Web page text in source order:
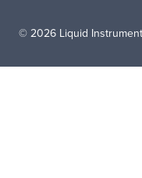
© 2026 Liquid